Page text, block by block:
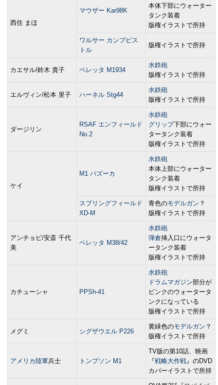
西住 まほ
マウザー Kar98K
本体下部にウォーター
タンク装着
版権イラストで所持
ワルサー カンプピス
トル
版権イラストで所持
カエサル/鈴木 貴子 ベレッタ M1934
水鉄砲
版権イラストで所持
エルヴィン/松本 里子 ハーネル Stg44
水鉄砲
版権イラストで所持
ダージリン
RSAF エンフィールド
No.2
水鉄砲
グリップ下部にウォー
タータンク装着
版権イラストで所持
ケイ
M1 バズーカ
水鉄砲
本体上部にウォーター
タンク装着
版権イラストで所持
スプリングフィールド
XD-M
青色のモデルガン ？
版権イラストで所持
アンチョビ/安斎 千代
美
ベレッタ M38/42
水鉄砲
弾倉挿入口にウォータ
ータンク装着
版権イラストで所持
カチューシャ PPSh-41
水鉄砲
ドラムマガジン部分が
ピンクのウォータータ
ンクになっている
版権イラストで所持
メグミ シグザウエル P226
黄緑色のモデルガン ？
版権イラストで所持
アメリカ陸軍兵士 トンプソン M1
TV版の第10話、映画
『戦略大作戦』のDVD
カバーイラストで所持